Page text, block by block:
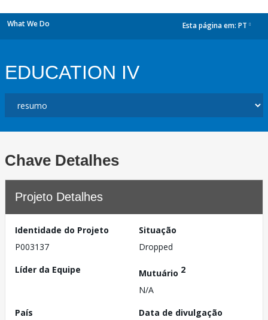
What We Do Esta página em: PT
EDUCATION IV
Chave Detalhes
Projeto Detalhes
Identidade do Projeto
P003137
Situação
Dropped
Líder da Equipe
Mutuário 2
N/A
País
Data de divulgação